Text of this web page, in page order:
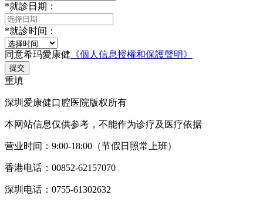
*就診日期：
*就診时间：
同意希玛愛康健 《個人信息授權和保護聲明》
提交
重填
深圳爱康健口腔医院版权所有
本网站信息仅供参考，不能作为诊疗及医疗依据
营业时间：9:00-18:00（节假日照常上班）
香港电话：00852-62157070
深圳电话：0755-61302632